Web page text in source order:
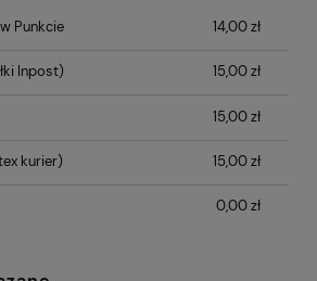
Punkcie 14,00 zł
Inpost) 15,00 zł
15,00 zł
kurier) 15,00 zł
0,00 zł